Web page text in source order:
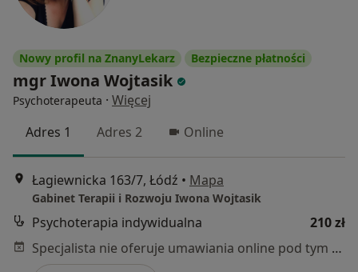
Nowy profil na ZnanyLekarz Bezpieczne płatności
mgr Iwona Wojtasik
Psychoterapeuta · Więcej
Adres 1
Adres 2 Online
Łagiewnicka 163/7, Łódź • Mapa
Gabinet Terapii i Rozwoju Iwona Wojtasik
Psychoterapia indywidualna
210 zł
Specjalista nie oferuje umawiania online pod tym adresem.